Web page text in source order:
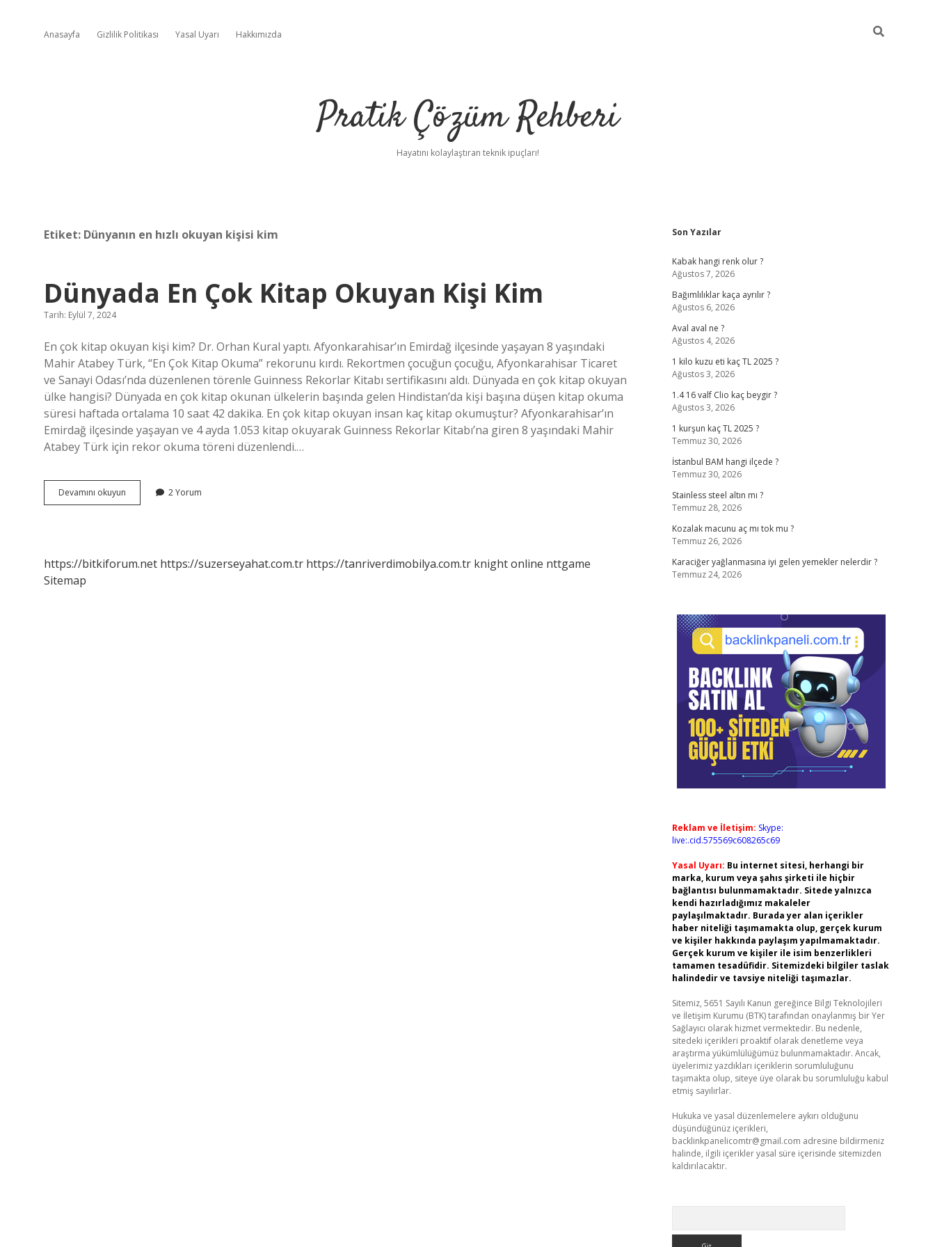
Anasayfa Gizlilik Politikası Yasal Uyarı Hakkımızda
Pratik Çözüm Rehberi
Hayatını kolaylaştıran teknik ipuçları!
Etiket: Dünyanın en hızlı okuyan kişisi kim
Dünyada En Çok Kitap Okuyan Kişi Kim
Tarih: Eylül 7, 2024
En çok kitap okuyan kişi kim? Dr. Orhan Kural yaptı. Afyonkarahisar’ın Emirdağ ilçesinde yaşayan 8 yaşındaki
Mahir Atabey Türk, “En Çok Kitap Okuma” rekorunu kırdı. Rekortmen çocuğun çocuğu, Afyonkarahisar Ticaret
ve Sanayi Odası’nda düzenlenen törenle Guinness Rekorlar Kitabı sertifikasını aldı. Dünyada en çok kitap okuyan
ülke hangisi? Dünyada en çok kitap okunan ülkelerin başında gelen Hindistan’da kişi başına düşen kitap okuma
süresi haftada ortalama 10 saat 42 dakika. En çok kitap okuyan insan kaç kitap okumuştur? Afyonkarahisar’ın
Emirdağ ilçesinde yaşayan ve 4 ayda 1.053 kitap okuyarak Guinness Rekorlar Kitabı’na giren 8 yaşındaki Mahir
Atabey Türk için rekor okuma töreni düzenlendi.…
Devamını okuyun Dünyada
En
Kim
2 Yorum
https://bitkiforum.net https://suzerseyahat.com.tr https://tanriverdimobilya.com.tr knight online nttgame
Sitemap
Sidebar
Son Yazılar
Kabak hangi renk olur ?
Ağustos 7, 2026
Bağımlılıklar kaça ayrılır ?
Ağustos 6, 2026
Aval aval ne ?
Ağustos 4, 2026
1 kilo kuzu eti kaç TL 2025 ?
Ağustos 3, 2026
1.4 16 valf Clio kaç beygir ?
Ağustos 3, 2026
1 kurşun kaç TL 2025 ?
Temmuz 30, 2026
İstanbul BAM hangi ilçede ?
Temmuz 30, 2026
Stainless steel altın mı ?
Temmuz 28, 2026
Kozalak macunu aç mı tok mu ?
Temmuz 26, 2026
Karaciğer yağlanmasına iyi gelen yemekler nelerdir ?
Temmuz 24, 2026
Reklam ve İletişim: Skype:
live:.cid.575569c608265c69
Yasal Uyarı: Bu internet sitesi, herhangi bir
marka, kurum veya şahıs şirketi ile hiçbir
bağlantısı bulunmamaktadır. Sitede yalnızca
kendi hazırladığımız makaleler
paylaşılmaktadır. Burada yer alan içerikler
haber niteliği taşımamakta olup, gerçek kurum
ve kişiler hakkında paylaşım yapılmamaktadır.
Gerçek kurum ve kişiler ile isim benzerlikleri
tamamen tesadüfidir. Sitemizdeki bilgiler taslak
halindedir ve tavsiye niteliği taşımazlar.
Sitemiz, 5651 Sayılı Kanun gereğince Bilgi Teknolojileri
ve İletişim Kurumu (BTK) tarafından onaylanmış bir Yer
Sağlayıcı olarak hizmet vermektedir. Bu nedenle,
sitedeki içerikleri proaktif olarak denetleme veya
araştırma yükümlülüğümüz bulunmamaktadır. Ancak,
üyelerimiz yazdıkları içeriklerin sorumluluğunu
taşımakta olup, siteye üye olarak bu sorumluluğu kabul
etmiş sayılırlar.
Hukuka ve yasal düzenlemelere aykırı olduğunu
düşündüğünüz içerikleri,
backlinkpanelicomtr@gmail.com adresine bildirmeniz
halinde, ilgili içerikler yasal süre içerisinde sitemizden
kaldırılacaktır.